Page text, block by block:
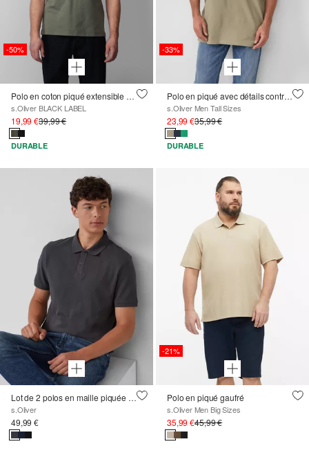
-50%
Polo en coton piqué extensible avec logo appliqué
s.Oliver BLACK LABEL
19,99 €39,99 €
DURABLE
-33%
Polo en piqué avec détails contrastés et logo
s.Oliver Men Tall Sizes
23,99 €35,99 €
DURABLE
Lot de 2 polos en maille piquée ornée du logo
s.Oliver
49,99 €
-21%
Polo en piqué gaufré
s.Oliver Men Big Sizes
35,99 €45,99 €